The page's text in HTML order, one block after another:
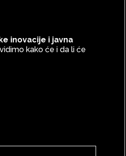
inovacije i javna
kako će i da li će